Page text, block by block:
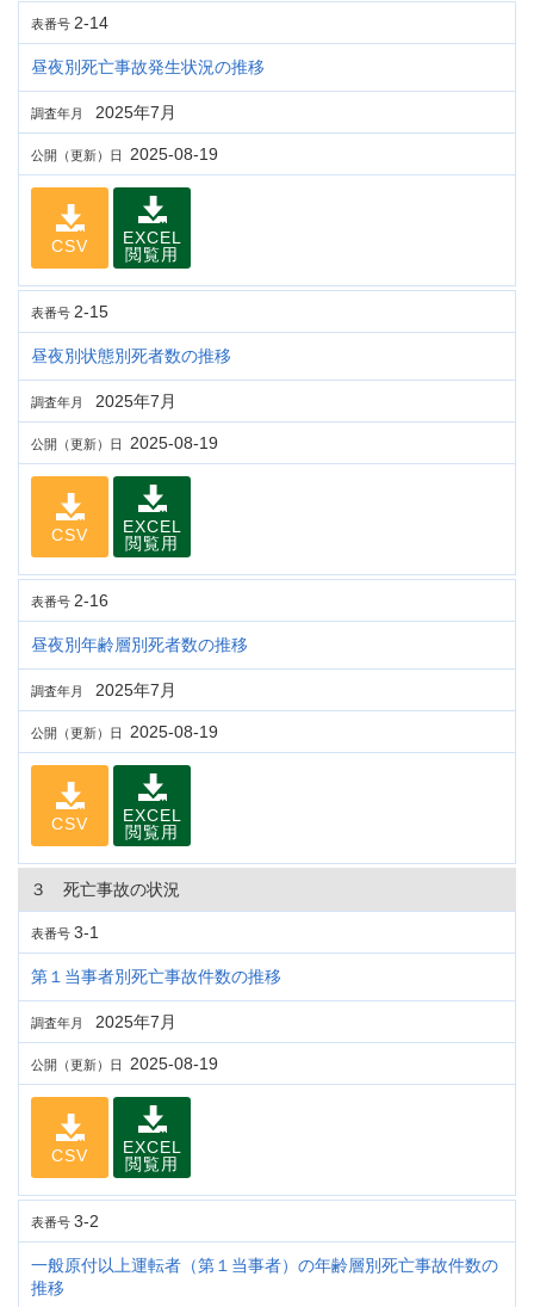
表番号 2-14
昼夜別死亡事故発生状況の推移
調査年月 2025年7月
公開（更新）日 2025-08-19
CSV
EXCEL
閲覧用
表番号 2-15
昼夜別状態別死者数の推移
調査年月 2025年7月
公開（更新）日 2025-08-19
CSV
EXCEL
閲覧用
表番号 2-16
昼夜別年齢層別死者数の推移
調査年月 2025年7月
公開（更新）日 2025-08-19
CSV
EXCEL
閲覧用
３ 死亡事故の状況
表番号 3-1
第１当事者別死亡事故件数の推移
調査年月 2025年7月
公開（更新）日 2025-08-19
CSV
EXCEL
閲覧用
表番号 3-2
一般原付以上運転者（第１当事者）の年齢層別死亡事故件数の
推移